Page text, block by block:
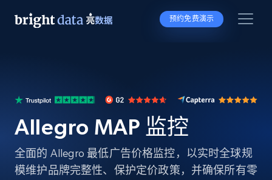
预约免费演示
Allegro MAP 监控
全面的 Allegro 最低广告价格监控，以实时全球规
模维护品牌完整性、保护定价政策，并确保所有零